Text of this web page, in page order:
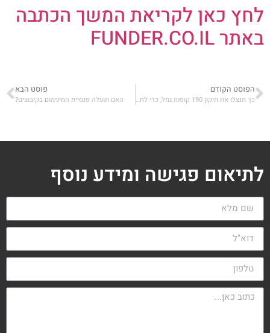
לחץ כאן לקריאת המשך הכתבה
באתר FUNDER.CO.IL
הפוסט הקודם
כך תנצלו את תיקון 190 קופות גמל, כדי לחסוך בתשלום מס על החיסכון הפנסיוני
פוסט הבא
האם תועלה פנסיית המינימום בקיבוצים?
לתיאום פגישה ומידע נוסף